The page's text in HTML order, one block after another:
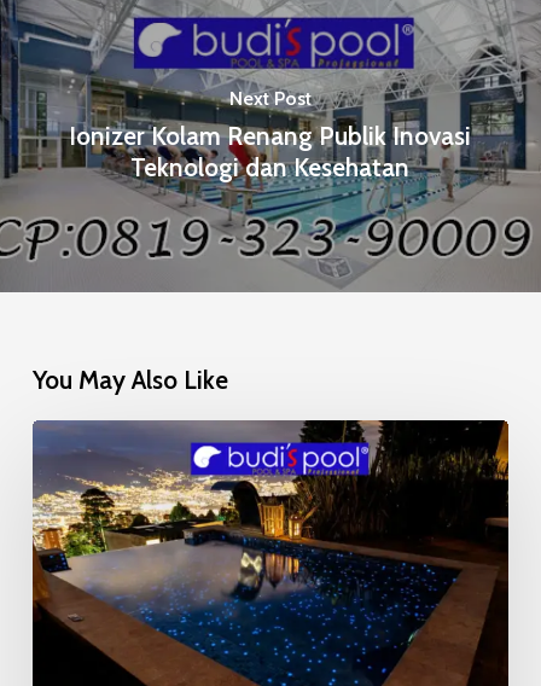
Next Post
Ionizer Kolam Renang Publik Inovasi
Teknologi dan Kesehatan
You May Also Like
Mosaic
Glow
in
the
Dark
Kolam
Renang